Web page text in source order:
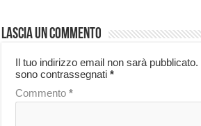
Lascia un commento
Il tuo indirizzo email non sarà pubblicato.
sono contrassegnati*
Commento*